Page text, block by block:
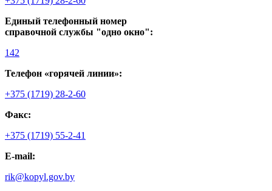
Единый телефонный номер
справочной службы "одно окно":
142
Телефон «горячей линии»:
+375 (1719) 28-2-60
Факс:
+375 (1719) 55-2-41
E-mail:
rik@kopyl.gov.by